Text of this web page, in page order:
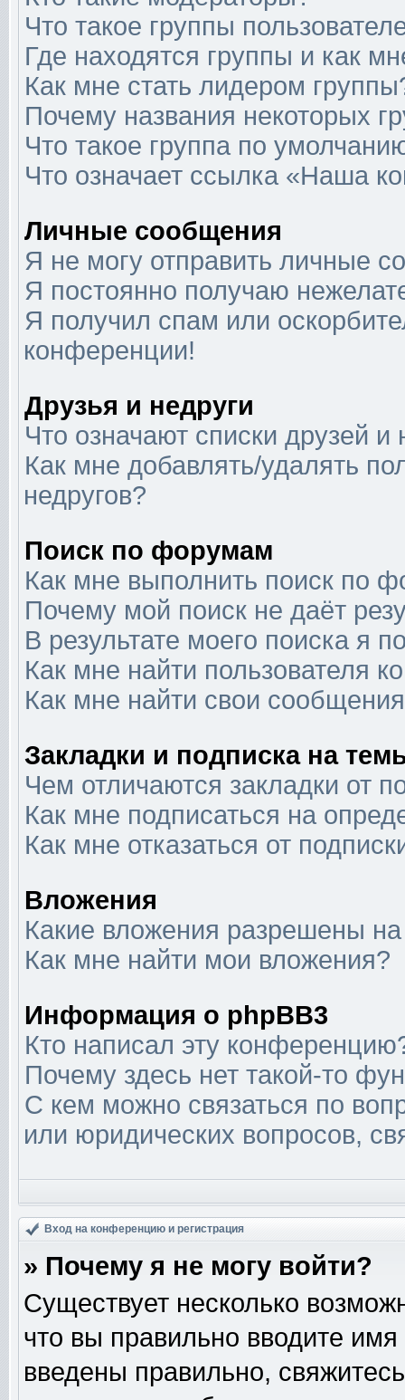
Что такое группы
Где находятся группы и как
Как мне стать лидером
Почему названия некоторых
Что такое группа по
Что означает ссылка «Наша
Личные сообщения
Я не могу отправить личные
Я постоянно получаю
Я получил спам или
конференции!
Друзья и недруги
Что означают списки друзей и
Как мне добавлять/удалять
недругов?
Поиск по форумам
Как мне выполнить поиск по
Почему мой поиск не даёт
В результате моего поиска я
Как мне найти пользователя
Как мне найти свои
Закладки и подписка на
Чем отличаются закладки от
Как мне подписаться на
Как мне отказаться от
Вложения
Какие вложения разрешены
Как мне найти мои вложения?
Информация о phpBB3
Кто написал эту
Почему здесь нет такой-то
С кем можно связаться по
или юридических вопросов,
Вход на конференцию и регистрация
» Почему я не могу войти?
Существует несколько
что вы правильно вводите
введены правильно,